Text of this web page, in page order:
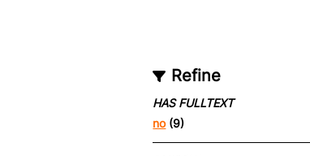
Refine
HAS FULLTEXT
no(9)